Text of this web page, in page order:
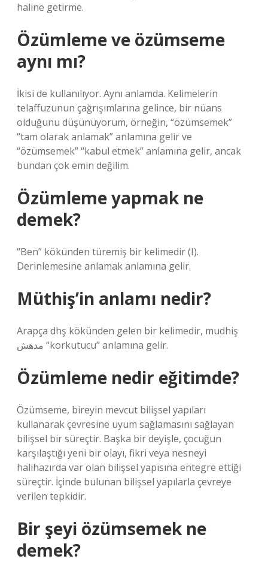
haline getirme.
Özümleme ve özümseme
aynı mı?
İkisi de kullanılıyor. Aynı anlamda. Kelimelerin
telaffuzunun çağrışımlarına gelince, bir nüans
olduğunu düşünüyorum, örneğin, “özümsemek”
“tam olarak anlamak” anlamına gelir ve
“özümsemek” “kabul etmek” anlamına gelir, ancak
bundan çok emin değilim.
Özümleme yapmak ne
demek?
“Ben” kökünden türemiş bir kelimedir (I).
Derinlemesine anlamak anlamına gelir.
Müthiş’in anlamı nedir?
Arapça dhş kökünden gelen bir kelimedir, mudhiş
مدهش “korkutucu” anlamına gelir.
Özümleme nedir eğitimde?
Özümseme, bireyin mevcut bilişsel yapıları
kullanarak çevresine uyum sağlamasını sağlayan
bilişsel bir süreçtir. Başka bir deyişle, çocuğun
karşılaştığı yeni bir olayı, fikri veya nesneyi
halihazırda var olan bilişsel yapısına entegre ettiği
süreçtir. İçinde bulunan bilişsel yapılarla çevreye
verilen tepkidir.
Bir şeyi özümsemek ne
demek?